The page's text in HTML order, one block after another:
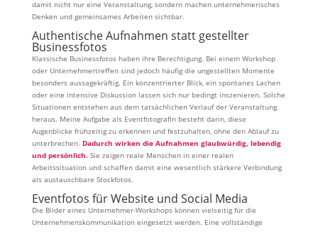
damit nicht nur eine Veranstaltung, sondern machen unternehmerisches
Denken und gemeinsames Arbeiten sichtbar.
Authentische Aufnahmen statt gestellter
Businessfotos
Klassische Businessfotos haben ihre Berechtigung. Bei einem Workshop
oder Unternehmertreffen sind jedoch häufig die ungestellten Momente
besonders aussagekräftig. Ein konzentrierter Blick, ein spontanes Lachen
oder eine intensive Diskussion lassen sich nur bedingt inszenieren. Solche
Situationen entstehen aus dem tatsächlichen Verlauf der Veranstaltung
heraus. Meine Aufgabe als Eventfotografin besteht darin, diese
Augenblicke frühzeitig zu erkennen und festzuhalten, ohne den Ablauf zu
unterbrechen. Dadurch wirken die Aufnahmen glaubwürdig, lebendig
und persönlich.Sie zeigen reale Menschen in einer realen
Arbeitssituation und schaffen damit eine wesentlich stärkere Verbindung
als austauschbare Stockfotos.
Eventfotos für Website und Social Media
Die Bilder eines Unternehmer-Workshops können vielseitig für die
Unternehmenskommunikation eingesetzt werden. Eine vollständige